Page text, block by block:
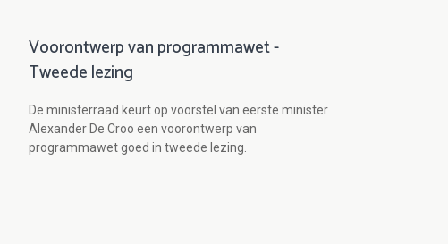
Voorontwerp van programmawet -
Tweede lezing
De ministerraad keurt op voorstel van eerste minister
Alexander De Croo een voorontwerp van
programmawet goed in tweede lezing.